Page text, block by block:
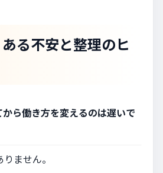
る不安と整理のヒ
ら働き方を変えるのは遅いで
ません。